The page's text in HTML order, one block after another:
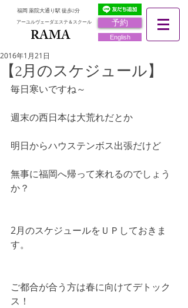
予約
福岡 薬院大通り駅 徒歩2分
アーユルヴェーダエステ＆スクール
RAMA English
【2月のスケジュール】
2016年1月21日
毎日寒いですね～
週末の西日本は大荒れだとか
明日からハウステンボス出張だけど
無事に福岡へ帰って来れるのでしょう
か？
2月のスケジュールをＵＰしておきま
す。
ご都合が合う方は春に向けてデトック
ス！